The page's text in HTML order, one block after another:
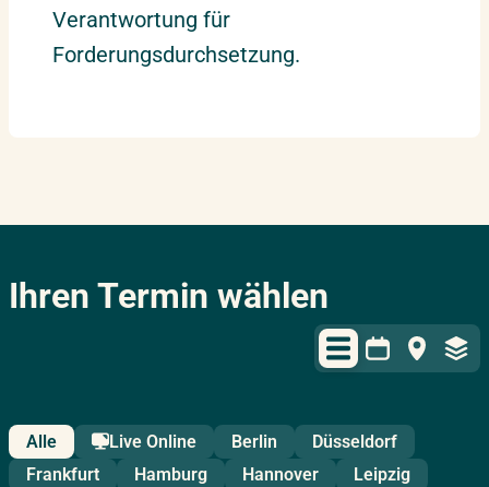
Verantwortung für
Forderungsdurchsetzung.
Ihren Termin wählen
Alle Live Online Berlin
Düsseldorf
Frankfurt
Hamburg Hannover
Leipzig